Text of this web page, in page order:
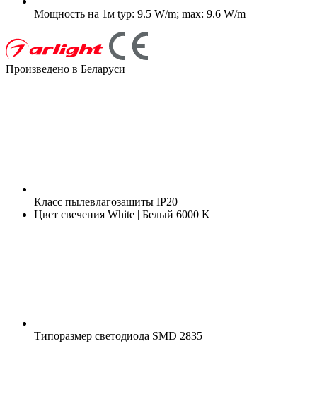
Мощность на 1м typ: 9.5 W/m; max: 9.6 W/m
Произведено в Беларуси
Класс пылевлагозащиты IP20
Цвет свечения White | Белый 6000 K
Типоразмер светодиода SMD 2835